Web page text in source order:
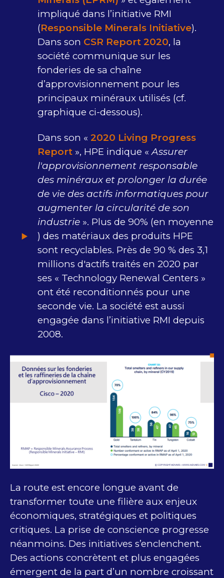
impliqué dans l’initiative RMI
(Responsible Minerals Initiative).
Dans son CSR Report 2020, la
société communique sur les
fonderies de sa chaîne
d’approvisionnement pour les
principaux minéraux utilisés (cf.
graphique ci-dessous).
Dans son « 2020 Living Progress
Report», HPE indique «Assurer
l'approvisionnement responsable
des minéraux et prolonger la durée
de vie des actifs informatiques pour
augmenter la circularité de son
industrie». Plus de 90% (en moyenne
) des matériaux des produits HPE
sont recyclables. Près de 90 % des 3,1
millions d'actifs traités en 2020 par
ses « Technology Renewal Centers »
ont été reconditionnés pour une
seconde vie. La société est aussi
engagée dans l’initiative RMI depuis
2008.
La route est encore longue avant de
transformer toute une filière aux enjeux
économiques, stratégiques et politiques
critiques. La prise de conscience progresse
néanmoins. Des initiatives s’enclenchent.
Des actions concrètent et plus engagées
émergent de la part d’un nombre croissant